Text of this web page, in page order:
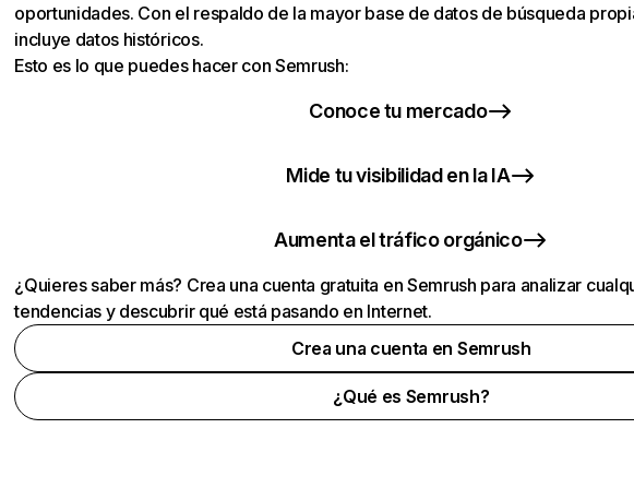
oportunidades. Con el respaldo de la mayor base de datos de búsqueda
incluye datos históricos.
Esto es lo que puedes hacer con Semrush:
Conoce tu mercado
Mide tu visibilidad en la IA
Aumenta el tráfico orgánico
¿Quieres saber más? Crea una cuenta gratuita en Semrush para analizar
tendencias y descubrir qué está pasando en Internet.
Crea una cuenta en Semrush
¿Qué es Semrush?